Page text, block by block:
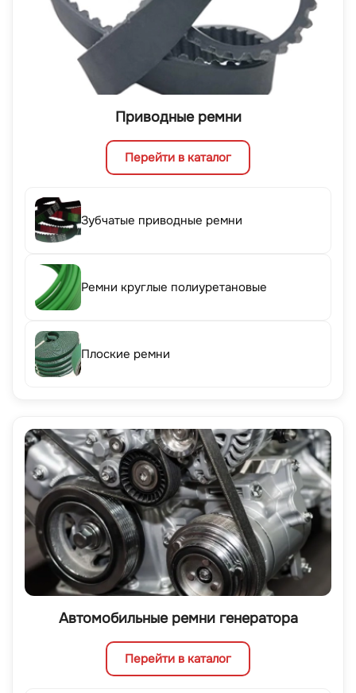
Приводные ремни
Перейти в каталог
Зубчатые приводные ремни
Ремни круглые полиуретановые
Плоские ремни
Автомобильные ремни генератора
Перейти в каталог